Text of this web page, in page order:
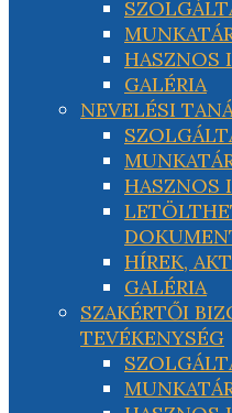
HASZNOS
GALÉRIA
NEVELÉSI
HASZNOS
HÍREK,
GALÉRIA
SZAKÉRTŐI
TEVÉKENYSÉG